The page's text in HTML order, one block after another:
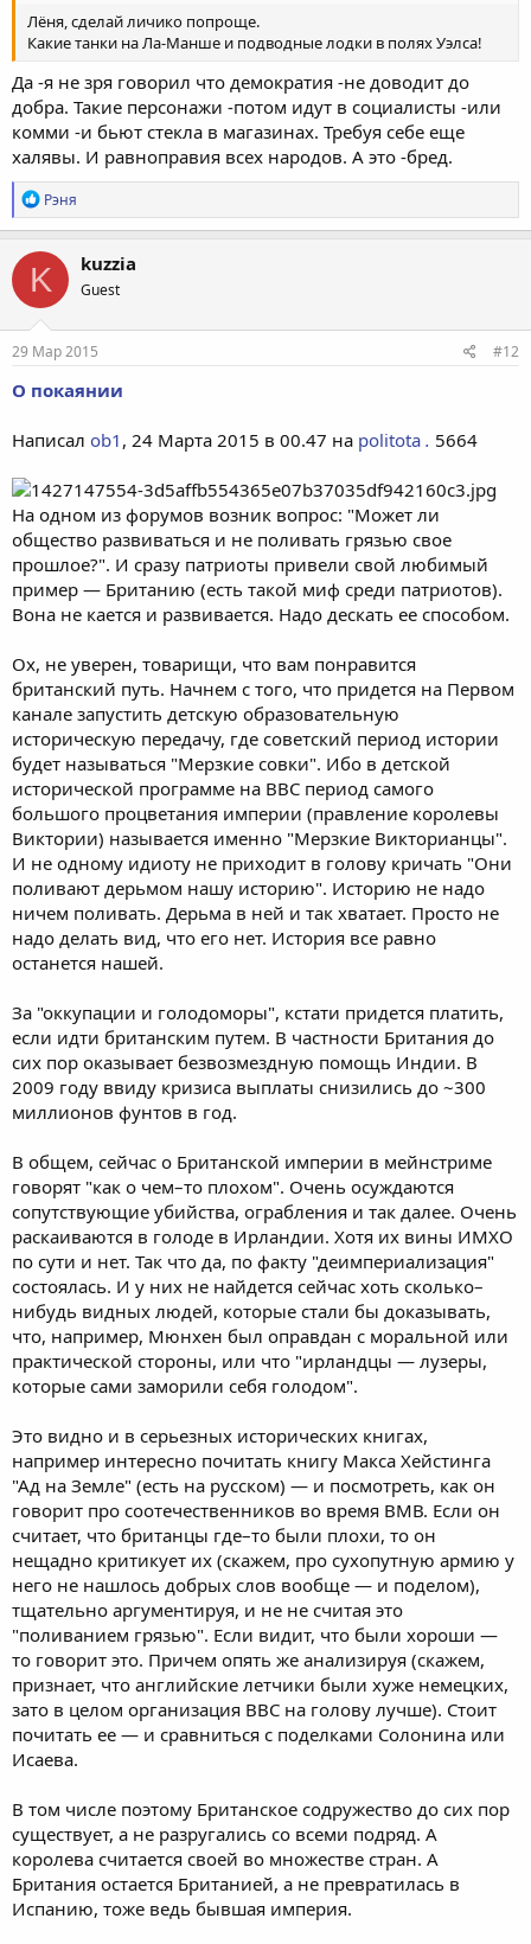
Лёня, сделай личико попроще.
Какие танки на Ла-Манше и подводные лодки в полях Уэлса!
Да -я не зря говорил что демократия -не доводит до
добра. Такие персонажи -потом идут в социалисты -или
комми -и бьют стекла в магазинах. Требуя себе еще
халявы. И равноправия всех народов. А это -бред.
Р
е
а
к
ц
и
и
:
Рэня
K kuzzia
Guest
29 Мар 2015 #12
О покаянии
Написал ob1 , 24 Марта 2015 в 00.47 на politota . 5664
На одном из форумов возник вопрос: "Может ли
общество развиваться и не поливать грязью свое
прошлое?". И сразу патриоты привели свой любимый
пример — Британию (есть такой миф среди патриотов).
Вона не кается и развивается. Надо дескать ее способом.
Ох, не уверен, товарищи, что вам понравится
британский путь. Начнем с того, что придется на Первом
канале запустить детскую образовательную
историческую передачу, где советский период истории
будет называться "Мерзкие совки". Ибо в детской
исторической программе на BBC период самого
большого процветания империи (правление королевы
Виктории) называется именно "Мерзкие Викторианцы".
И не одному идиоту не приходит в голову кричать "Они
поливают дерьмом нашу историю". Историю не надо
ничем поливать. Дерьма в ней и так хватает. Просто не
надо делать вид, что его нет. История все равно
останется нашей.
За "оккупации и голодоморы", кстати придется платить,
если идти британским путем. В частности Британия до
сих пор оказывает безвозмездную помощь Индии. В
2009 году ввиду кризиса выплаты снизились до ~300
миллионов фунтов в год.
В общем, сейчас о Британской империи в мейнстриме
говорят "как о чем–то плохом". Очень осуждаются
сопутствующие убийства, ограбления и так далее. Очень
раскаиваются в голоде в Ирландии. Хотя их вины ИМХО
по сути и нет. Так что да, по факту "деимпериализация"
состоялась. И у них не найдется сейчас хоть сколько–
нибудь видных людей, которые стали бы доказывать,
что, например, Мюнхен был оправдан с моральной или
практической стороны, или что "ирландцы — лузеры,
которые сами заморили себя голодом".
Это видно и в серьезных исторических книгах,
например интересно почитать книгу Макса Хейстинга
"Ад на Земле" (есть на русском) — и посмотреть, как он
говорит про соотечественников во время ВМВ. Если он
считает, что британцы где–то были плохи, то он
нещадно критикует их (скажем, про сухопутную армию у
него не нашлось добрых слов вообще — и поделом),
тщательно аргументируя, и не не считая это
"поливанием грязью". Если видит, что были хороши —
то говорит это. Причем опять же анализируя (скажем,
признает, что английские летчики были хуже немецких,
зато в целом организация ВВС на голову лучше). Стоит
почитать ее — и сравниться с поделками Солонина или
Исаева.
В том числе поэтому Британское содружество до сих пор
существует, а не разругались со всеми подряд. А
королева считается своей во множестве стран. А
Британия остается Британией, а не превратилась в
Испанию, тоже ведь бывшая империя.